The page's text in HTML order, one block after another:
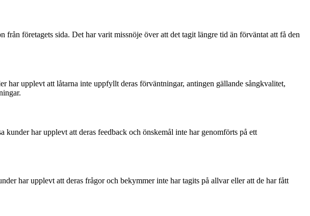
företagets sida. Det har varit missnöje över att det tagit längre tid än förväntat att få den
har upplevt att låtarna inte uppfyllt deras förväntningar, antingen gällande sångkvalitet,
har upplevt att deras feedback och önskemål inte har genomförts på ett
har upplevt att deras frågor och bekymmer inte har tagits på allvar eller att de har fått